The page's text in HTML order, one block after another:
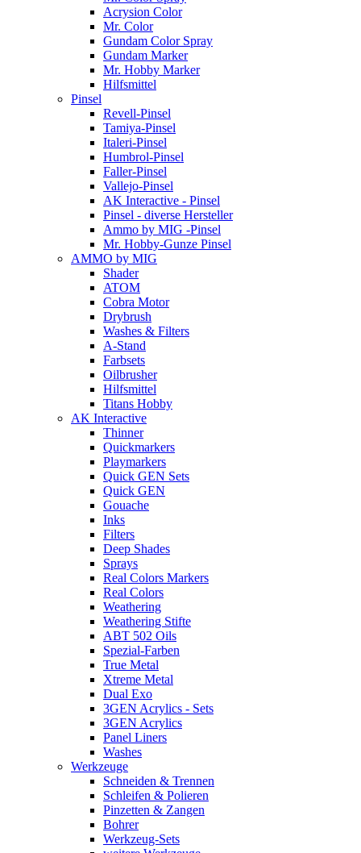
Acrysion Color
Mr. Color
Gundam Color Spray
Gundam Marker
Mr. Hobby Marker
Hilfsmittel
Pinsel
Revell-Pinsel
Tamiya-Pinsel
Italeri-Pinsel
Humbrol-Pinsel
Faller-Pinsel
Vallejo-Pinsel
AK Interactive - Pinsel
Pinsel - diverse Hersteller
Ammo by MIG -Pinsel
Mr. Hobby-Gunze Pinsel
AMMO by MIG
Shader
ATOM
Cobra Motor
Drybrush
Washes & Filters
A-Stand
Farbsets
Oilbrusher
Hilfsmittel
Titans Hobby
AK Interactive
Thinner
Quickmarkers
Playmarkers
Quick GEN Sets
Quick GEN
Gouache
Inks
Filters
Deep Shades
Sprays
Real Colors Markers
Real Colors
Weathering
Weathering Stifte
ABT 502 Oils
Spezial-Farben
True Metal
Xtreme Metal
Dual Exo
3GEN Acrylics - Sets
3GEN Acrylics
Panel Liners
Washes
Werkzeuge
Schneiden & Trennen
Schleifen & Polieren
Pinzetten & Zangen
Bohrer
Werkzeug-Sets